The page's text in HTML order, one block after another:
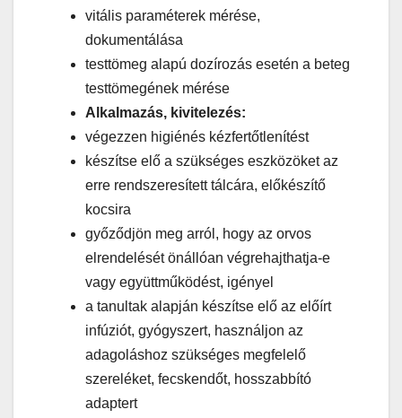
vitális paraméterek mérése,
dokumentálása
testtömeg alapú dozírozás esetén a beteg
testtömegének mérése
Alkalmazás, kivitelezés:
végezzen higiénés kézfertőtlenítést
készítse elő a szükséges eszközöket az
erre rendszeresített tálcára, előkészítő
kocsira
győződjön meg arról, hogy az orvos
elrendelését önállóan végrehajthatja-e
vagy együttműködést, igényel
a tanultak alapján készítse elő az előírt
infúziót, gyógyszert, használjon az
adagoláshoz szükséges megfelelő
szereléket, fecskendőt, hosszabbító
adaptert